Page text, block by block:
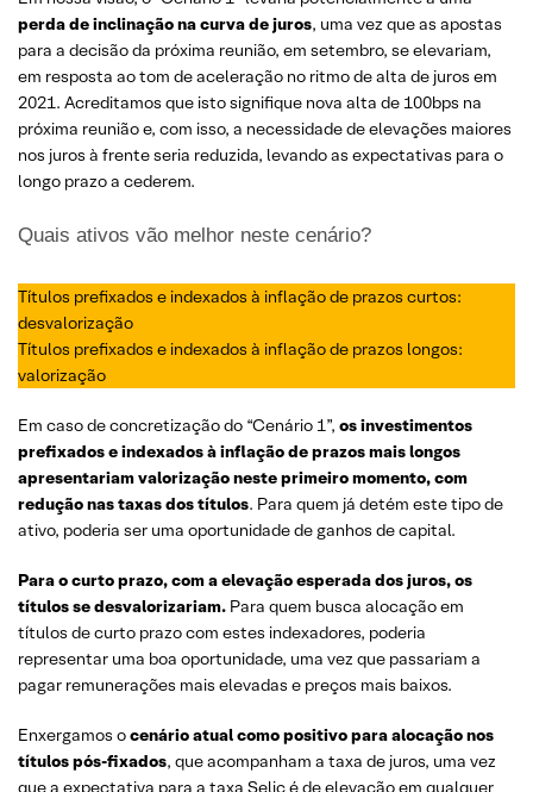
perda de inclinação na curva de juros, uma vez que as apostas
para a decisão da próxima reunião, em setembro, se elevariam,
em resposta ao tom de aceleração no ritmo de alta de juros em
2021. Acreditamos que isto signifique nova alta de 100bps na
próxima reunião e, com isso, a necessidade de elevações maiores
nos juros à frente seria reduzida, levando as expectativas para o
longo prazo a cederem.
Quais ativos vão melhor neste cenário?
Títulos prefixados e indexados à inflação de prazos curtos:
desvalorização
Títulos prefixados e indexados à inflação de prazos longos:
valorização
Em caso de concretização do “Cenário 1”, os investimentos
prefixados e indexados à inflação de prazos mais longos
apresentariam valorização neste primeiro momento, com
redução nas taxas dos títulos. Para quem já detém este tipo de
ativo, poderia ser uma oportunidade de ganhos de capital.
Para o curto prazo, com a elevação esperada dos juros, os
títulos se desvalorizariam. Para quem busca alocação em
títulos de curto prazo com estes indexadores, poderia
representar uma boa oportunidade, uma vez que passariam a
pagar remunerações mais elevadas e preços mais baixos.
Enxergamos ocenário atual como positivo para alocação nos
títulos pós-fixados, que acompanham a taxa de juros, uma vez
que a expectativa para a taxa Selic é de elevação em qualquer